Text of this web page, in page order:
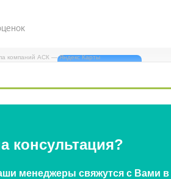
компаний АСК — Яндекс Карты
консультация?
менеджеры свяжутся с Вами